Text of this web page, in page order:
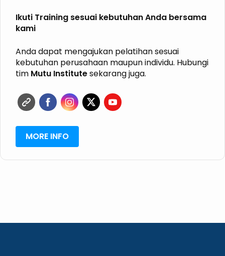
P2K3
P3K
K3 KIMIA
ISO
HALAL
GRK
ISPO
SVLK
Ikuti Training sesuai kebutuhan Anda bersama
kami
Anda dapat mengajukan pelatihan sesuai
kebutuhan perusahaan maupun individu. Hubungi
tim Mutu Institutesekarang juga.
MORE INFO